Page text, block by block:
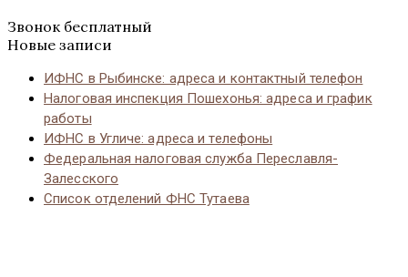
Звонок бесплатный
Новые записи
ИФНС в Рыбинске: адреса и контактный телефон
Налоговая инспекция Пошехонья: адреса и график
работы
ИФНС в Угличе: адреса и телефоны
Федеральная налоговая служба Переславля-
Залесского
Список отделений ФНС Тутаева